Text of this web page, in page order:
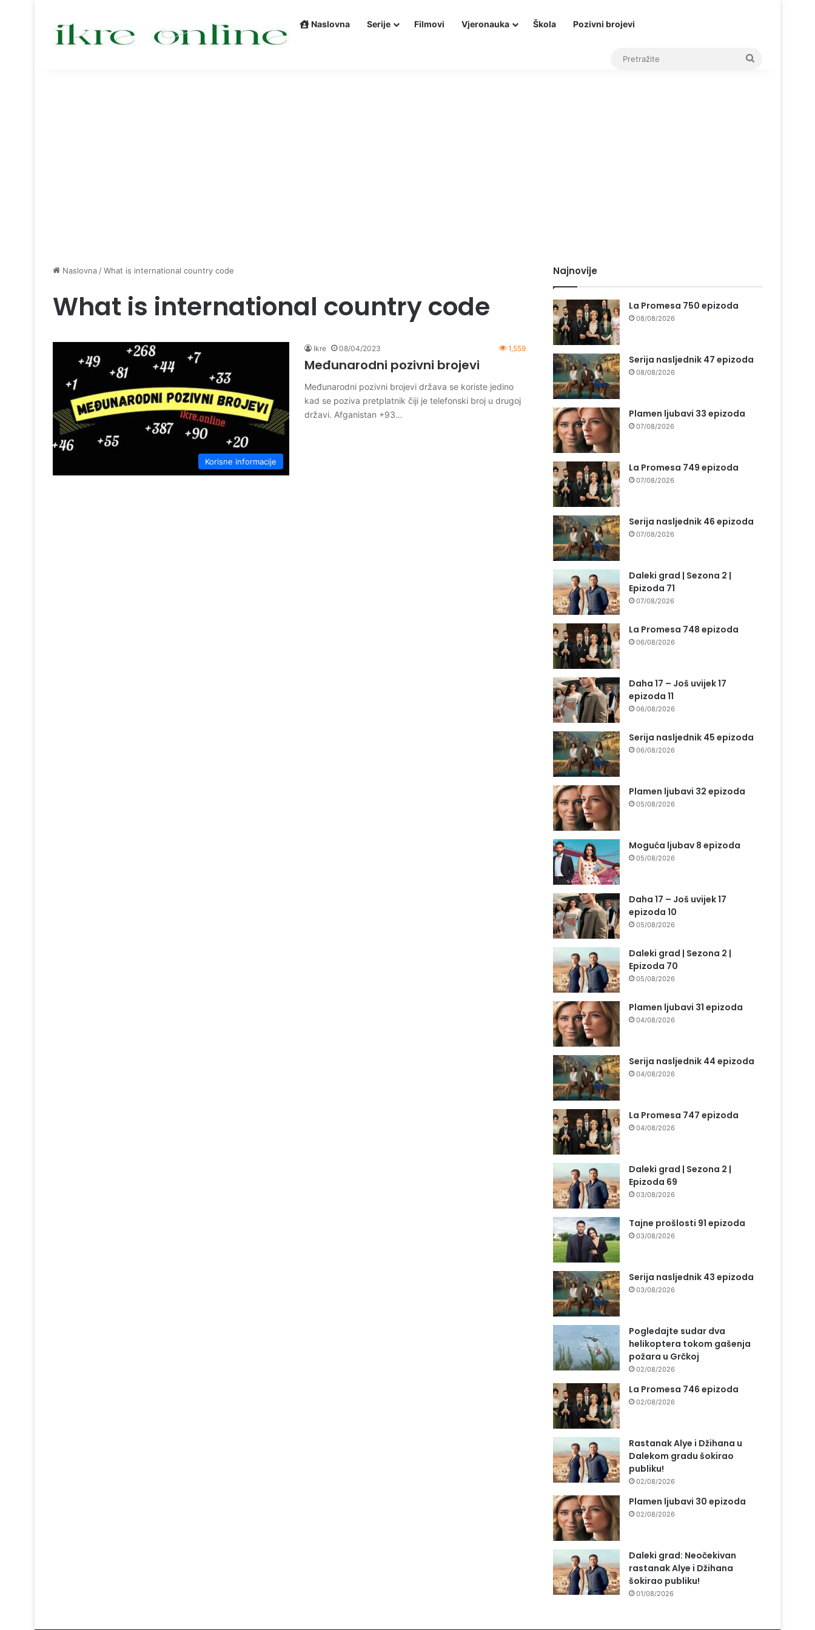
Naslovna Serije Filmovi Vjeronauka Škola Pozivni brojevi
Naslovna /What is international country code
What is international country code
Korisne informacije
Ikre 08/04/2023 1,559
Međunarodni pozivni brojevi
Međunarodni pozivni brojevi država se koriste jedino
kad se poziva pretplatnik čiji je telefonski broj u drugoj
državi. Afganistan +93…
Najnovije
La Promesa 750 epizoda
08/08/2026
Serija nasljednik 47 epizoda
08/08/2026
Plamen ljubavi 33 epizoda
07/08/2026
La Promesa 749 epizoda
07/08/2026
Serija nasljednik 46 epizoda
07/08/2026
Daleki grad | Sezona 2 |
Epizoda 71
07/08/2026
La Promesa 748 epizoda
06/08/2026
Daha 17 – Još uvijek 17
epizoda 11
06/08/2026
Serija nasljednik 45 epizoda
06/08/2026
Plamen ljubavi 32 epizoda
05/08/2026
Moguća ljubav 8 epizoda
05/08/2026
Daha 17 – Još uvijek 17
epizoda 10
05/08/2026
Daleki grad | Sezona 2 |
Epizoda 70
05/08/2026
Plamen ljubavi 31 epizoda
04/08/2026
Serija nasljednik 44 epizoda
04/08/2026
La Promesa 747 epizoda
04/08/2026
Daleki grad | Sezona 2 |
Epizoda 69
03/08/2026
Tajne prošlosti 91 epizoda
03/08/2026
Serija nasljednik 43 epizoda
03/08/2026
Pogledajte sudar dva
helikoptera tokom gašenja
požara u Grčkoj
02/08/2026
La Promesa 746 epizoda
02/08/2026
Rastanak Alye i Džihana u
Dalekom gradu šokirao
publiku!
02/08/2026
Plamen ljubavi 30 epizoda
02/08/2026
Daleki grad: Neočekivan
rastanak Alye i Džihana
šokirao publiku!
01/08/2026